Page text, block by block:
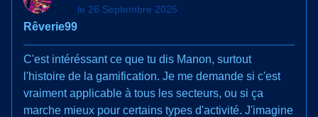
Rêverie99
le 26 Septembre 2025
C'est intéréssant ce que tu dis Manon, surtout
l'histoire de la gamification. Je me demande si c'est
vraiment applicable à tous les secteurs, ou si ça
marche mieux pour certains types d'activité. J'imagine